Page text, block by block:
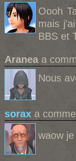
Oooh
mais
BBS et
Aranea a
Nous
sorax a
waow